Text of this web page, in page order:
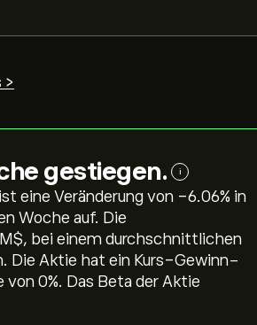
>
gestiegen. i
eine Veränderung von ‎-6.06‎% in
Woche auf. Die
bei einem durchschnittlichen
Die Aktie hat ein Kurs-Gewinn-
0%. Das Beta der Aktie